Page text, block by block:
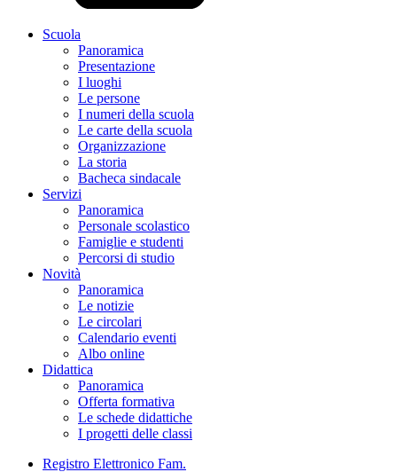
Scuola
Panoramica
Presentazione
I luoghi
Le persone
I numeri della scuola
Le carte della scuola
Organizzazione
La storia
Bacheca sindacale
Servizi
Panoramica
Personale scolastico
Famiglie e studenti
Percorsi di studio
Novità
Panoramica
Le notizie
Le circolari
Calendario eventi
Albo online
Didattica
Panoramica
Offerta formativa
Le schede didattiche
I progetti delle classi
Registro Elettronico Fam.